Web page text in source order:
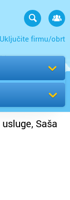
Uključite firmu/obrt
Saša